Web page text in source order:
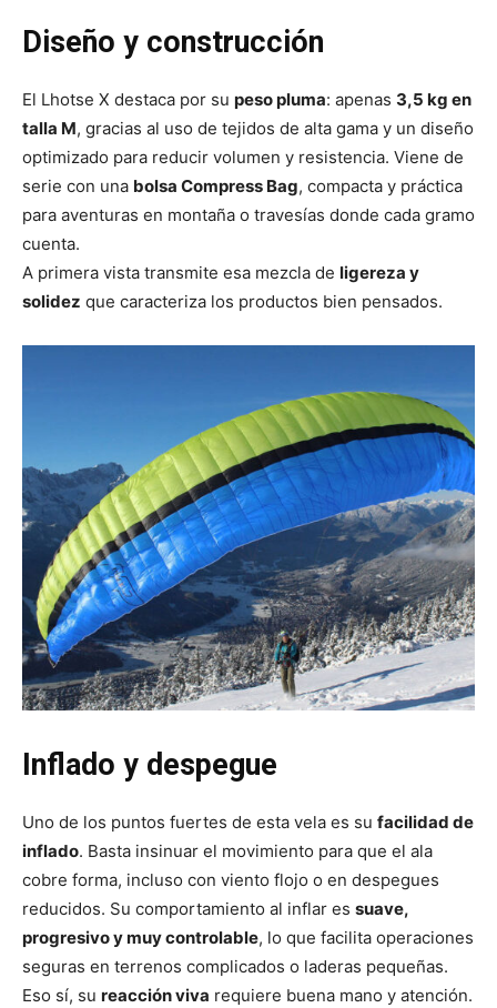
Diseño y construcción
El Lhotse X destaca por su peso pluma: apenas 3,5 kg en
talla M, gracias al uso de tejidos de alta gama y un diseño
optimizado para reducir volumen y resistencia. Viene de
serie con una bolsa Compress Bag, compacta y práctica
para aventuras en montaña o travesías donde cada gramo
cuenta.
A primera vista transmite esa mezcla de ligereza y
solidez que caracteriza los productos bien pensados.
Inflado y despegue
Uno de los puntos fuertes de esta vela es su facilidad de
inflado. Basta insinuar el movimiento para que el ala
cobre forma, incluso con viento flojo o en despegues
reducidos. Su comportamiento al inflar es suave,
progresivo y muy controlable, lo que facilita operaciones
seguras en terrenos complicados o laderas pequeñas.
Eso sí, su reacción viva requiere buena mano y atención.